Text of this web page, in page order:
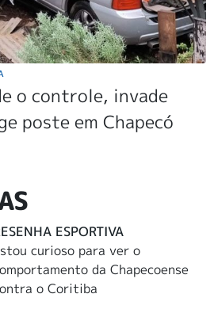
o controle, invade
poste em Chapecó
ESPORTIVA
curioso para ver o
da Chapecoense
o Coritiba